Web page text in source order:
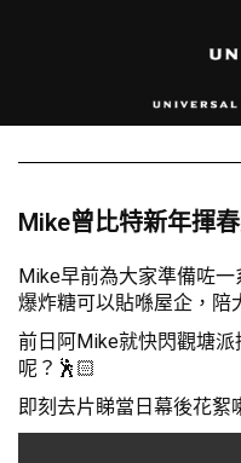
Mike曾比特新年揮
Mike早前為大家準備咗
爆炸糖可以貼喺屋企，陪
前日 阿Mike就快閃觀塘
呢？🕺🏻
即刻去片睇當日幕後花絮